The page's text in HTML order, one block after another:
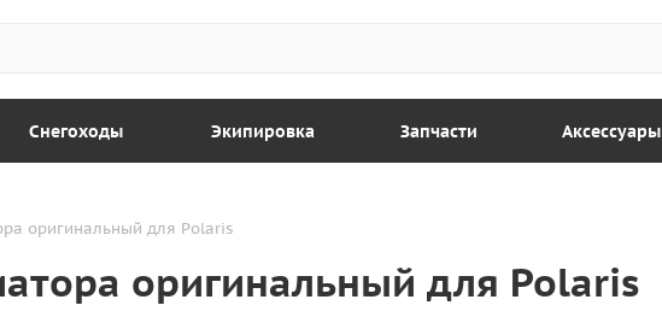
Снегоходы Экипировка Запчасти Аксессуары
оригинальный для Polaris
оригинальный для Polaris